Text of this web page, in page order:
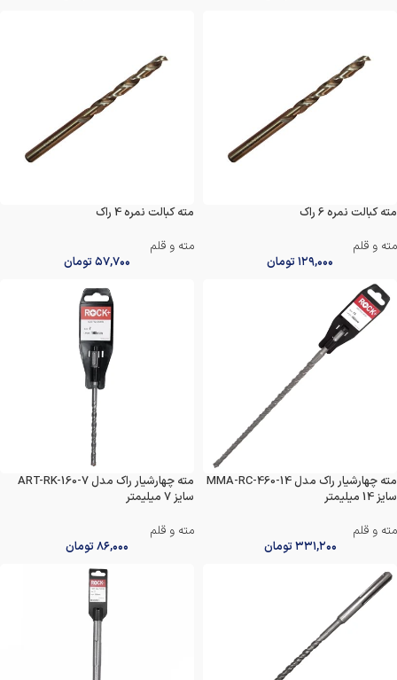
مته کبالت نمره 6 راک
مته و قلم
۱۲۹,۰۰۰تومان
مته کبالت نمره 4 راک
مته و قلم
۵۷,۷۰۰تومان
مته چهارشیار راک مدل MMA-RC-460-14
سایز 14 میلیمتر
مته و قلم
۳۳۱,۲۰۰تومان
مته چهارشیار راک مدل ART-RK-160-7
سایز 7 میلیمتر
مته و قلم
۸۶,۰۰۰تومان